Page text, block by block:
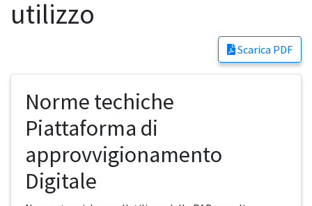
utilizzo
Scarica PDF
Norme techiche
Piattaforma di
approvvigionamento
Digitale